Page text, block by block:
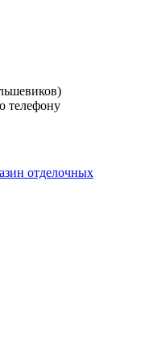
телефону